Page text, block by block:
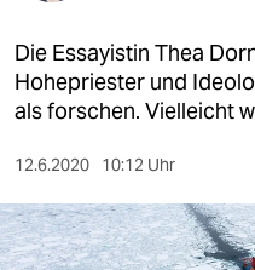
kultur
sport
nord
wahrheit
Die Essayistin Thea
Hohepriester und
als forschen. Vielleicht
12.6.2020 10:12 Uhr